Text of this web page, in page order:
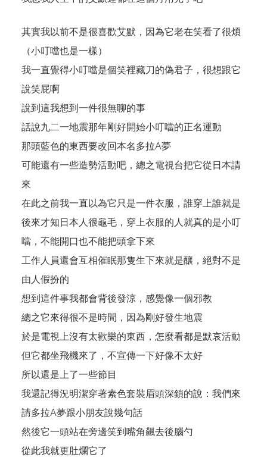
其實我以前不是很喜歡艾默，因為它老在笑看了很煩
（小叮噹也是一樣）
我一直覺得小叮噹是個笑裡藏刀的偽君子，很想跟它
說笑屁啊
說到這我想到一件很無聊的事
話說九二一地震那年剛好開始小叮噹的正名運動
那頭藍色的東西要改回本名多拉A夢
可能還有一些造勢活動吧，總之電視台把它從日本請
來
在此之前我一直以為它只是一件衣服，誰穿上誰就是
後來才知日本人很龜毛，穿上衣服的人就真的是小叮
噹，不能開口也不能把頭拿下來
工作人員還會互相催眠那隻生下來就是釀，絕對不是
由人假扮的
想到這件事我都會背後發涼，感覺像一個邪教
總之它來得很不是時間，因為剛好發生地震
於是電視上沒有太歡樂的東西，怎麼看都是默哀活動
但它都坐飛機來了，不宣傳一下好像不太好
所以還是上了一些節目
我還記得況明潔穿著素色套裝眉頭深鎖的說：我們來
請多拉A夢跟小朋友說幾句話
然後它一頭站在旁邊笑到嘴角飆去後腦勺
從此我就更肚爛它了